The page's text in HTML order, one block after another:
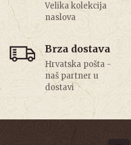
Velika kolekcija
naslova
Brza dostava
Hrvatska pošta -
naš partner u
dostavi